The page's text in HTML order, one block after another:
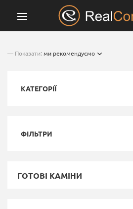
— Показати: ми рекомендуємо
КАТЕГОРІЇ
ФІЛЬТРИ
ГОТОВІ КАМІНИ